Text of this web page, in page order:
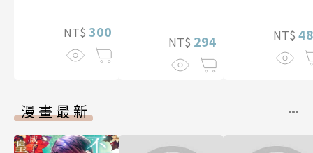
NT$ 300
NT$ 294 NT$
漫畫最新